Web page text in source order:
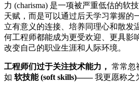
力 (charisma) 是一项被严重低估的软
天赋，而是可以通过后天学习掌握的
立有意义的连接、培养同理心和散发
何工程师都能成为更受欢迎、更具影
改变自己的职业生涯和人际环境。
工程师们过于关注技术能力， 常常忽
如 软技能 (soft skills)——我更愿称之